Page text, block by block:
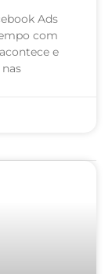
Ads
com
e